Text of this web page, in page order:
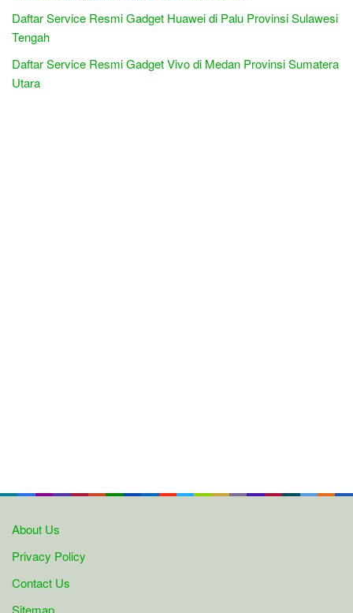
Daftar Service Resmi Gadget Huawei di Palu Provinsi Sulawesi
Tengah
Daftar Service Resmi Gadget Vivo di Medan Provinsi Sumatera
Utara
About Us
Privacy Policy
Contact Us
Sitemap